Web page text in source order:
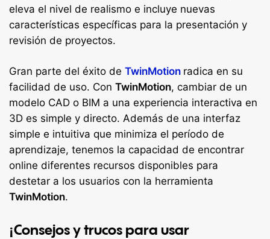
eleva el nivel de realismo e incluye nuevas
características específicas para la presentación y
revisión de proyectos.
Gran parte del éxito de TwinMotion radica en su
facilidad de uso. Con TwinMotion, cambiar de un
modelo CAD o BIM a una experiencia interactiva en
3D es simple y directo. Además de una interfaz
simple e intuitiva que minimiza el período de
aprendizaje, tenemos la capacidad de encontrar
online diferentes recursos disponibles para
destetar a los usuarios con la herramienta
TwinMotion.
¡Consejos y trucos para usar